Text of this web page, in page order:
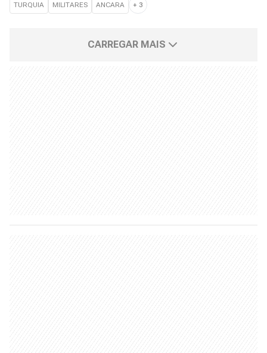
TURQUIA MILITARES ANCARA + 3
CARREGAR MAIS